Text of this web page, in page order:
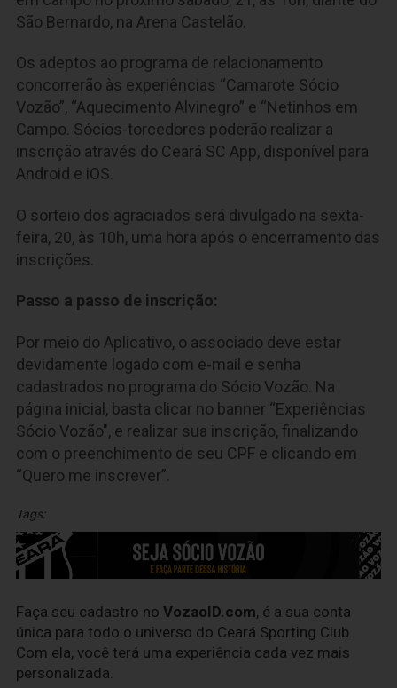
São Bernardo, na Arena Castelão.
Os adeptos ao programa de relacionamento
concorrerão às experiências “Camarote Sócio
Vozão”, “Aquecimento Alvinegro” e “Netinhos em
Campo. Sócios-torcedores poderão realizar a
inscrição através do Ceará SC App, disponível para
Android e iOS.
O sorteio dos agraciados será divulgado na sexta-
feira, 20, às 10h, uma hora após o encerramento das
inscrições.
Passo a passo de inscrição:
Por meio do Aplicativo, o associado deve estar
devidamente logado com e-mail e senha
cadastrados no programa do Sócio Vozão. Na
página inicial, basta clicar no banner “Experiências
Sócio Vozão", e realizar sua inscrição, finalizando
com o preenchimento de seu CPF e clicando em
“Quero me inscrever”.
Tags:
Faça seu cadastro no VozaoID.com, é a sua conta
única para todo o universo do Ceará Sporting Club.
Com ela, você terá uma experiência cada vez mais
personalizada.